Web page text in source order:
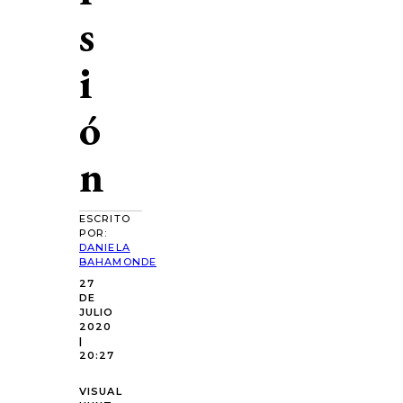
s
i
ó
n
ESCRITO
POR:
DANIELA
BAHAMONDE
27
DE
JULIO
2020
|
20:27
VISUAL